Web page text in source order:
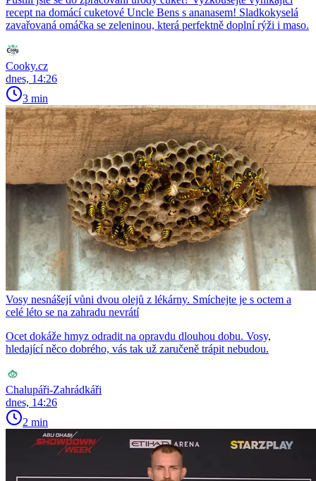
recept na domácí cuketové Uncle Bens s ananasem! Sladkokyselá
zavařovaná omáčka se zeleninou, která perfektně doplní rýži i maso.
Cooky.cz
dnes, 14:26
3 min
Vosy nesnášejí vůni dvou olejů z lékárny. Smíchejte je s octem a
celé léto se na zahradu nevrátí
Ocet dokáže hmyz odradit na opravdu dlouhou dobu. Vosy,
hledající něco dobrého, vás tak už zaručeně trápit nebudou.
Chalupáři-Zahrádkáři
dnes, 14:26
2 min